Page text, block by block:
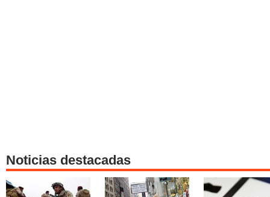
Noticias destacadas